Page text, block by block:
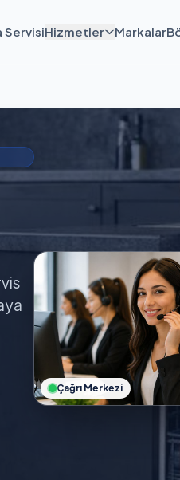
ServisiHizmetler Markalar
Çağrı Merkezi